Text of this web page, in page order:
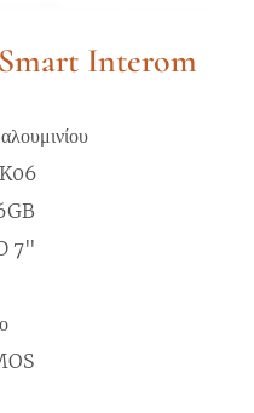
Interom
7"